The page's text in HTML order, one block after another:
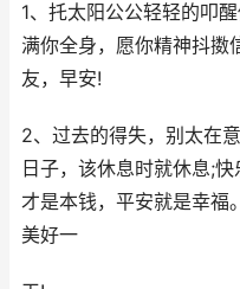
1、托太阳公公轻轻的叩
满你全身，愿你精神抖擞
友，早安!
2、过去的得失，别太在
日子，该休息时就休息;
才是本钱，平安就是幸福
美好一